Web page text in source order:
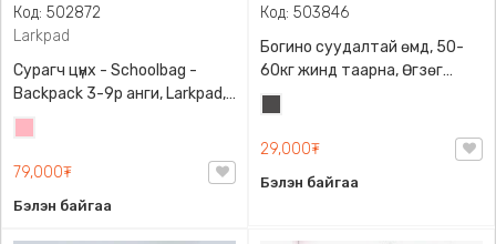
Код: 502872
Larkpad
Сурагч цүнх - Schoolbag -
Backpack 3-9р анги, Larkpad,
9009-10128, Цацруулагчтай,
Олон тасалгаатай
79,000₮
Бэлэн байгаа
Код: 503846
Богино суудалтай өмд, 50-
60кг жинд таарна, Өгзөг
өргөгчтэй
29,000₮
Бэлэн байгаа